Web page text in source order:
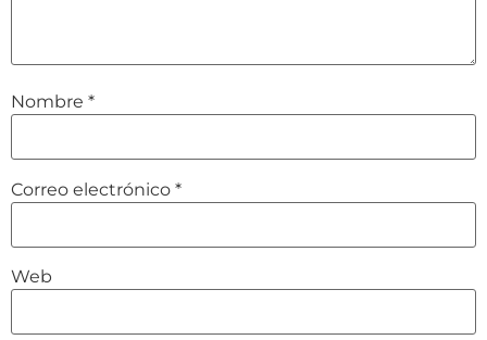
Nombre *
Correo electrónico *
Web